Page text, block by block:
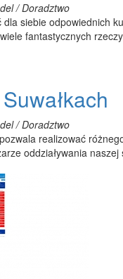
/ Doradztwo
siebie odpowiednich
fantastycznych
/ Doradztwo
realizować
oddziaływania naszej